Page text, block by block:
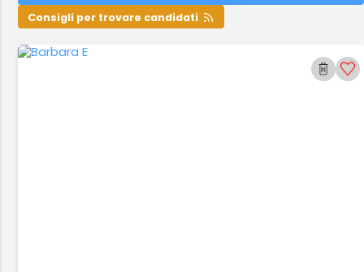
Consigli per trovare candidati